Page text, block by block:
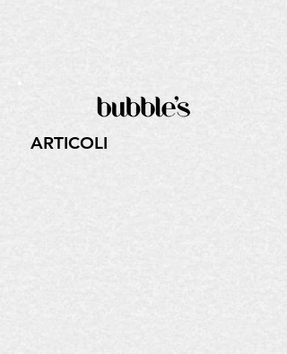
ARTICOLI